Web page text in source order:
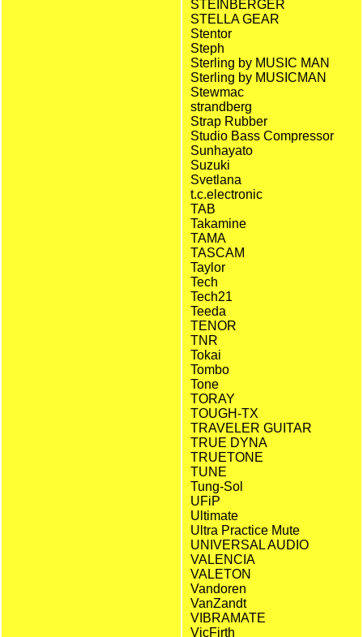
STEINBERGER
STELLA GEAR
Stentor
Steph
Sterling by MUSIC MAN
Sterling by MUSICMAN
Stewmac
strandberg
Strap Rubber
Studio Bass Compressor
Sunhayato
Suzuki
Svetlana
t.c.electronic
TAB
Takamine
TAMA
TASCAM
Taylor
Tech
Tech21
Teeda
TENOR
TNR
Tokai
Tombo
Tone
TORAY
TOUGH-TX
TRAVELER GUITAR
TRUE DYNA
TRUETONE
TUNE
Tung-Sol
UFiP
Ultimate
Ultra Practice Mute
UNIVERSAL AUDIO
VALENCIA
VALETON
Vandoren
VanZandt
VIBRAMATE
VicFirth